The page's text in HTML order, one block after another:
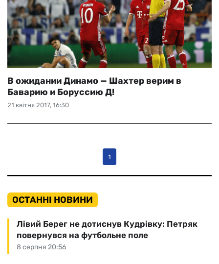
21 квітня 2017, 16:30
В ожидании Динамо — Шахтер верим в
Баварию и Боруссию Д!
1
ОСТАННІ НОВИНИ
8 серпня 20:56
Лівий Берег не дотиснув Кудрівку: Петряк
повернувся на футбольне поле